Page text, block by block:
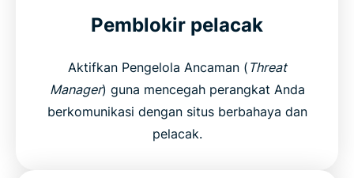
What features make a VPN trustworthy?
ExpressVPN features vs. free VPN features
Devices and app coverage
Pemblokir pelacak
Aktifkan Pengelola Ancaman ( Threat
Manager) guna mencegah perangkat Anda
berkomunikasi dengan situs berbahaya dan
pelacak.